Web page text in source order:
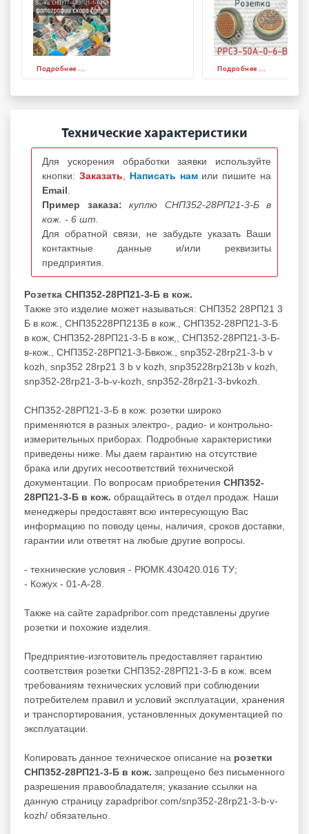
Подробнее ... Подробнее ...
Технические характеристики
Для ускорения обработки заявки используйте
кнопки: Заказать Написать нам или пишите на
Email
Пример заказа:
куплю СНП352-28РП21-3-Б в
кож. - 6 шт.
Для обратной связи, не забудьте указать Ваши
контактные данные и/или реквизиты
предприятия.
Розетка СНП352-28РП21-3-Б в кож.
Также это изделие может называться: СНП352 28РП21 3
Б в кож., СНП35228РП213Б в кож., СНП352-28РП21-3-Б
в кож, СНП352-28РП21-3-Б в кож,, СНП352-28РП21-3-Б-
в-кож., СНП352-28РП21-3-Бвкож., snp352-28rp21-3-b v
kozh, snp352 28rp21 3 b v kozh, snp35228rp213b v kozh,
snp352-28rp21-3-b-v-kozh, snp352-28rp21-3-bvkozh.
СНП352-28РП21-3-Б в кож. розетки широко
применяются в разных электро-, радио- и контрольно-
измерительных приборах. Подробные характеристики
приведены ниже. Мы даем гарантию на отсутствие
брака или других несоответствий технической
документации. По вопросам приобретения СНП352-
28РП21-3-Б в кож. обращайтесь в отдел продаж. Наши
менеджеры предоставят всю интересующую Вас
информацию по поводу цены, наличия, сроков доставки,
гарантии или ответят на любые другие вопросы.
- технические условия - РЮМК.430420.016 ТУ;
- Кожух - 01-А-28.
Также на сайте zapadpribor.com представлены другие
розетки и похожие изделия.
Предприятие-изготовитель предоставляет гарантию
соответствия розетки СНП352-28РП21-3-Б в кож. всем
требованиям технических условий при соблюдении
потребителем правил и условий эксплуатации, хранения
и транспортирования, установленных документацией по
эксплуатации.
Копировать данное техническое описание на розетки
СНП352-28РП21-3-Б в кож. запрещено без письменного
разрешения правообладателя; указание ссылки на
данную страницу zapadpribor.com/snp352-28rp21-3-b-v-
kozh/ обязательно.